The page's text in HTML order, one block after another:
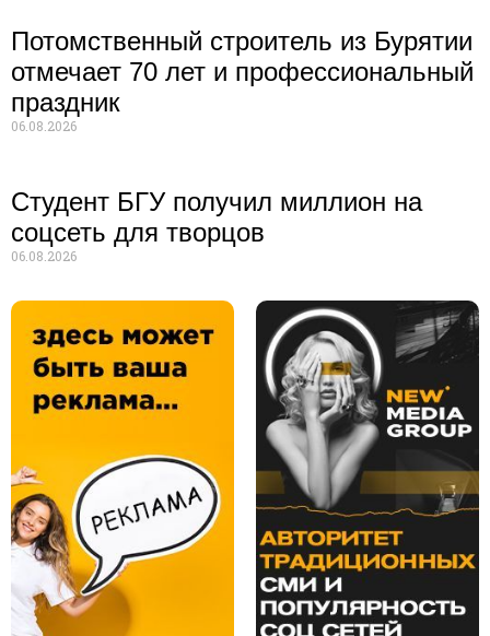
Потомственный строитель из Бурятии
отмечает 70 лет и профессиональный
праздник
06.08.2026
Студент БГУ получил миллион на
соцсеть для творцов
06.08.2026